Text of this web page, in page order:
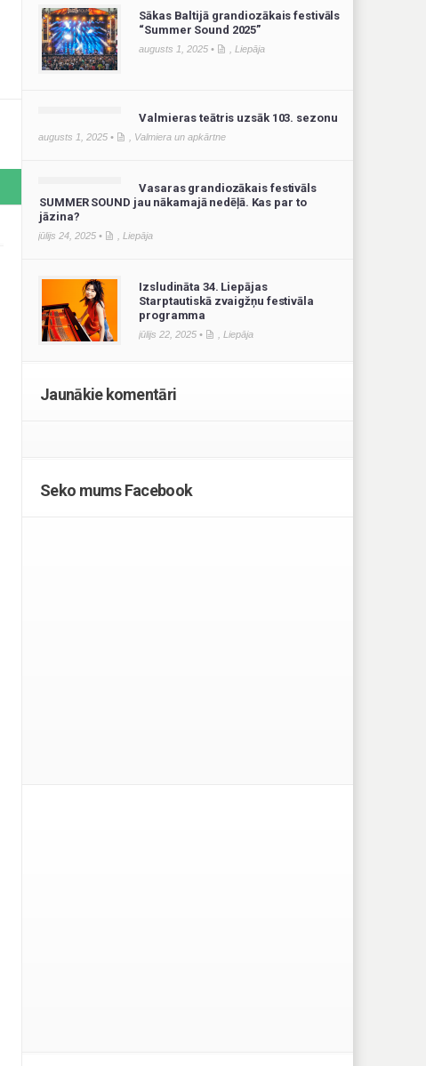
Sākas Baltijā grandiozākais festivāls
“Summer Sound 2025”
augusts 1, 2025 • ,Liepāja
Valmieras teātris uzsāk 103. sezonu
augusts 1, 2025 • Valmiera un apkārtne
Vasaras grandiozākais festivāls
SUMMER SOUND jau nākamajā nedēļā. Kas par to
jāzina?
jūlijs 24, 2025 • ,Liepāja
Izsludināta 34. Liepājas
Starptautiskā zvaigžņu festivāla
programma
jūlijs 22, 2025 • ,Liepāja
Jaunākie komentāri
Seko mums Facebook